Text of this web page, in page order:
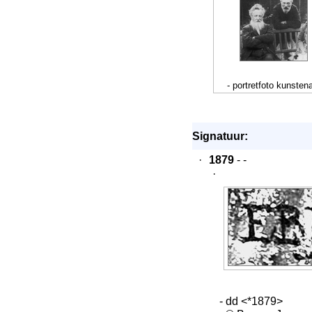
- portretfoto
Signatuur:
·
1879 - -
·
- dd <*1879>